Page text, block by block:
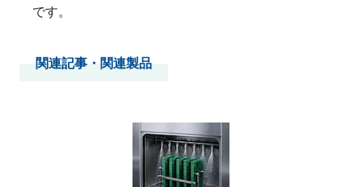
です。
関連記事・関連製品